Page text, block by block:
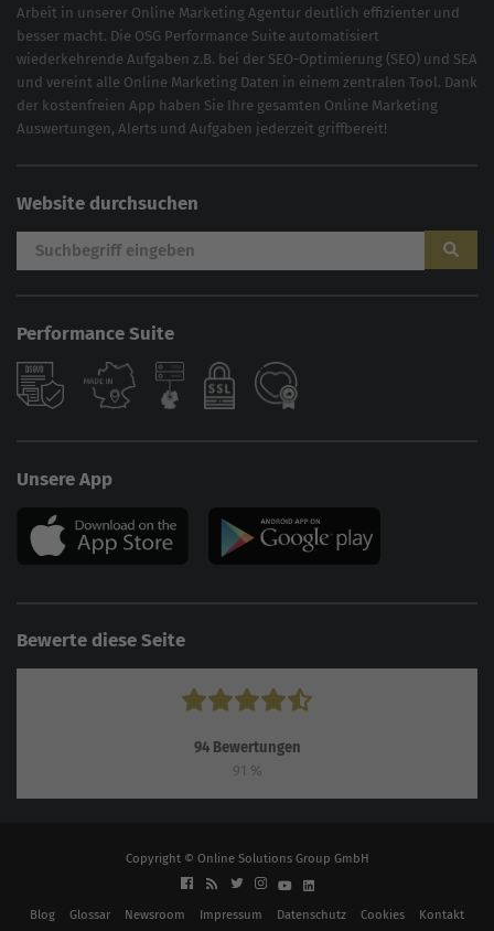
Arbeit in unserer Online Marketing Agentur deutlich effizienter und
besser macht. Die OSG Performance Suite automatisiert
wiederkehrende Aufgaben z.B. bei der SEO-Optimierung (SEO) und SEA
und vereint alle Online Marketing Daten in einem zentralen Tool. Dank
der kostenfreien App haben Sie Ihre gesamten Online Marketing
Auswertungen, Alerts und Aufgaben jederzeit griffbereit!
Website durchsuchen
Performance Suite
Unsere App
Bewerte diese Seite
94Bewertungen
91 %
Copyright © Online Solutions Group GmbH
Blog Glossar Newsroom Impressum Datenschutz Cookies Kontakt